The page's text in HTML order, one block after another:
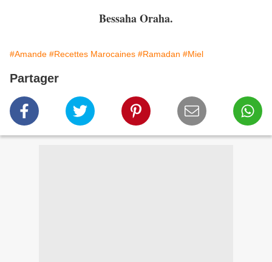
Bessaha Oraha.
#Amande #Recettes Marocaines #Ramadan #Miel
Partager